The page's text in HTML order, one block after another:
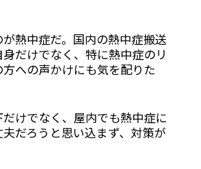
熱中症だ。国内の熱中症搬送
だけでなく、特に熱中症のリ
への声かけにも気を配りた
けでなく、屋内でも熱中症に
だろうと思い込まず、対策が